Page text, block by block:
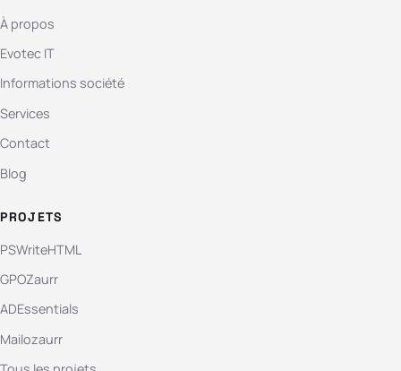
À propos
Evotec IT
Informations société
Services
Contact
Blog
PROJETS
PSWriteHTML
GPOZaurr
ADEssentials
Mailozaurr